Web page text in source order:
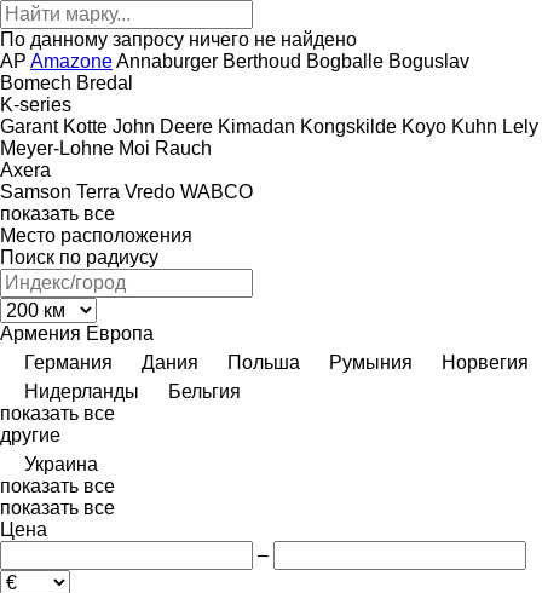
По данному запросу ничего не найдено
AP AmazoneAnnaburger Berthoud Bogballe Boguslav
Bomech Bredal
K-series
Garant Kotte John Deere Kimadan Kongskilde Koyo Kuhn Lely
Meyer-Lohne Moi Rauch
Axera
Samson Terra Vredo WABCO
показать все
Место расположения
Поиск по радиусу
Армения Европа
Германия
Дания Польша Румыния
Норвегия
Нидерланды
Бельгия
показать все
другие
Украина
показать все
показать все
Цена
–